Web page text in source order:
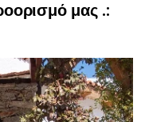
μας .: